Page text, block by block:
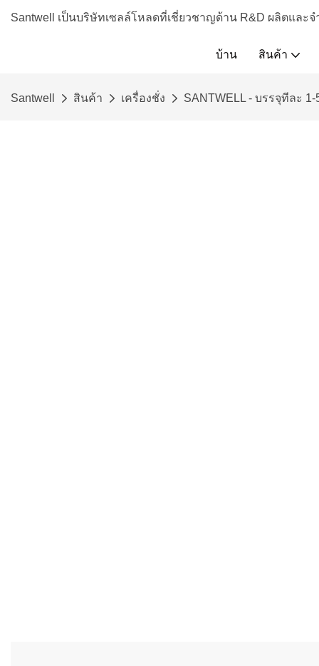
Santwell เป็นบริษัทเซลล์โหลดที่เชี่ยวชาญด้าน R&D ผลิตแล
บ้าน สินค้า
Santwell สินค้า เครื่องชั่ง SANTWELL - บรรจุทีละ